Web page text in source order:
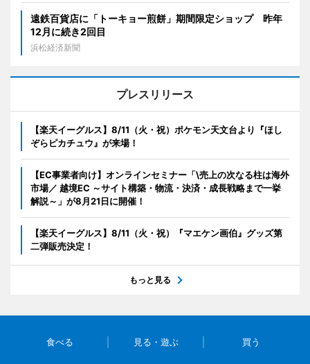
遠鉄百貨店に「トーキョー煎餅」期間限定ショップ 昨年
12月に続き2回目
浜松経済新聞
プレスリリース
【楽天イーグルス】8/11（火・祝）ポケモン天文台より『ほし
ぞらピカチュウ』が来場！
【EC事業者向け】オンラインセミナー「\売上の次なる柱は海外
市場／ 越境EC ～サイト構築・物流・決済・成長戦略まで一挙
解説～」が8月21日に開催！
【楽天イーグルス】8/11（火・祝）『マエケン画伯』グッズ第
二弾販売決定！
もっと見る
食べる 見る・遊ぶ 買う